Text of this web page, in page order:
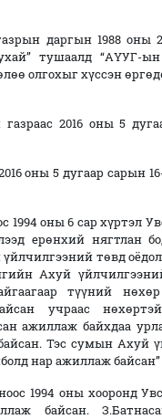
даргын 1988 оны
тушаалд “АҮУГ-
олгохыг хүссэн
2016 оны 5
оны 5 дугаар сарын
1994 оны 6 сар хүртэл
ерөнхий нягтлан
төвд
Ахуй
түүний
учраас
ажиллаж байхдаа
Тэс сумын Ахуй
нар ажиллаж байсан”
1994 оны хооронд
байсан.